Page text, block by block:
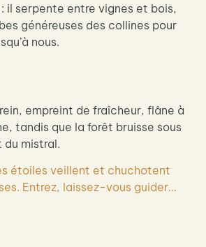
il serpente entre vignes et bois,
généreuses des collines pour
nous.
empreint de fraîcheur, flâne à
tandis que la forêt bruisse sous
du mistral.
étoiles veillent et chuchotent
Entrez, laissez-vous guider…